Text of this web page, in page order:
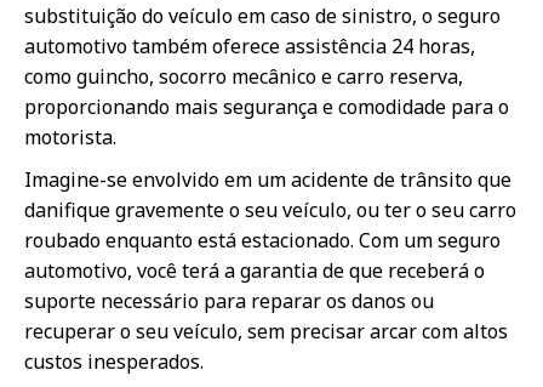
substituição do veículo em caso de sinistro, o seguro
automotivo também oferece assistência 24 horas,
como guincho, socorro mecânico e carro reserva,
proporcionando mais segurança e comodidade para o
motorista.
Imagine-se envolvido em um acidente de trânsito que
danifique gravemente o seu veículo, ou ter o seu carro
roubado enquanto está estacionado. Com um seguro
automotivo, você terá a garantia de que receberá o
suporte necessário para reparar os danos ou
recuperar o seu veículo, sem precisar arcar com altos
custos inesperados.